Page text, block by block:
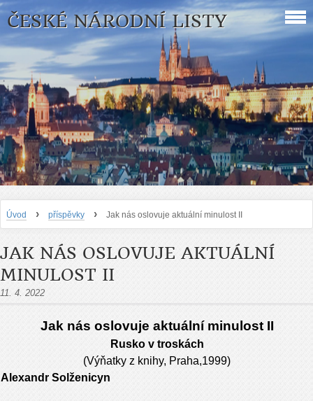
ČESKÉ NÁRODNÍ LISTY
Úvod › příspěvky › Jak nás oslovuje aktuální minulost II
JAK NÁS OSLOVUJE AKTUÁLNÍ
MINULOST II
11. 4. 2022
Jak nás oslovuje aktuální minulost II
Rusko v troskách
(Výňatky z knihy, Praha,1999)
Alexandr Solženicyn